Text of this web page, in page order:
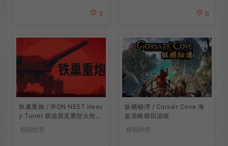
0 0
铁巢重炮 / IRON NEST Heav
y Turret 柴油朋克重型火炮游
戏
模拟经营
纵横秘湾 / Corsair Cove 海
盗策略模拟游戏
模拟经营